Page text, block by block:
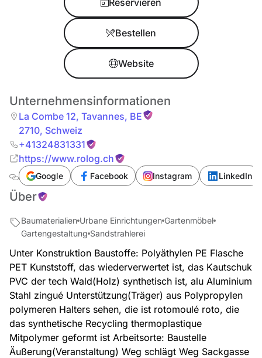
Reservieren
Bestellen
Website
Unternehmensinformationen
La Combe 12, Tavannes, BE
2710, Schweiz
+41324831331
https://www.rolog.ch
Google Facebook Instagram LinkedIn
Über
Baumaterialien Urbane Einrichtungen Gartenmöbel
Gartengestaltung Sandstrahlerei
Unter Konstruktion Baustoffe: Polyäthylen PE Flasche
PET Kunststoff, das wiederverwertet ist, das Kautschuk
PVC der tech Wald(Holz) synthetisch ist, alu Aluminium
Stahl zingué Unterstützung(Träger) aus Polypropylen
polymeren Halters sehen, die ist rotomoulé roto, die
das synthetische Recycling thermoplastique
Mitpolymer geformt ist Arbeitsorte: Baustelle
Äußerung(Veranstaltung) Weg schlägt Weg Sackgasse